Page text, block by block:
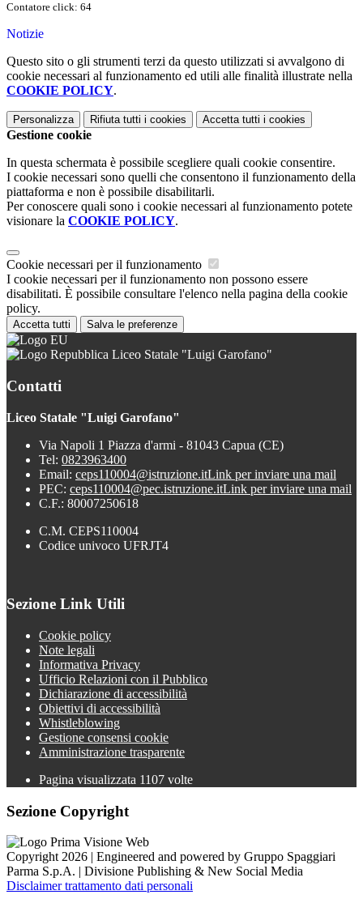
Contatore click: 64
Notizie
Questo sito o gli strumenti terzi da questo utilizzati si avvalgono di
cookie necessari al funzionamento ed utili alle finalità illustrate nella
COOKIE POLICY.
Personalizza Rifiuta tutti i cookies Accetta tutti i cookies
Gestione cookie
In questa schermata è possibile scegliere quali cookie consentire.
I cookie necessari sono quelli che consentono il funzionamento della
piattaforma e non è possibile disabilitarli.
Per conoscere quali sono i cookie necessari al funzionamento potete
visionare la COOKIE POLICY.
Cookie necessari per il funzionamento
I cookie necessari per il funzionamento non possono essere
disabilitati. È possibile consultare l'elenco nella pagina della cookie
policy.
Accetta tutti Salva le preferenze
Liceo Statale "Luigi Garofano"
Contatti
Liceo Statale "Luigi Garofano"
Via Napoli 1 Piazza d'armi - 81043 Capua (CE)
Tel: 0823963400
Email: ceps110004@istruzione.itLink per inviare una mail
PEC: ceps110004@pec.istruzione.itLink per inviare una mail
C.F.: 80007250618
C.M. CEPS110004
Codice univoco UFRJT4
Sezione Link Utili
Cookie policy
Note legali
Informativa Privacy
Ufficio Relazioni con il Pubblico
Dichiarazione di accessibilità
Obiettivi di accessibilità
Whistleblowing
Gestione consensi cookie
Amministrazione trasparente
Pagina visualizzata 1107 volte
Sezione Copyright
Copyright 2026 | Engineered and powered by Gruppo Spaggiari
Parma S.p.A. | Divisione Publishing & New Social Media
Disclaimer trattamento dati personali